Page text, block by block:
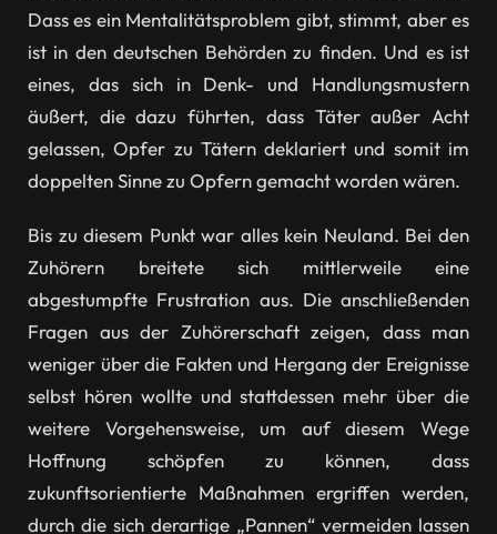
Dass es ein Mentalitätsproblem gibt, stimmt, aber es
ist in den deutschen Behörden zu finden. Und es ist
eines, das sich in Denk- und Handlungsmustern
äußert, die dazu führten, dass Täter außer Acht
gelassen, Opfer zu Tätern deklariert und somit im
doppelten Sinne zu Opfern gemacht worden wären.
Bis zu diesem Punkt war alles kein Neuland. Bei den
Zuhörern breitete sich mittlerweile eine
abgestumpfte Frustration aus. Die anschließenden
Fragen aus der Zuhörerschaft zeigen, dass man
weniger über die Fakten und Hergang der Ereignisse
selbst hören wollte und stattdessen mehr über die
weitere Vorgehensweise, um auf diesem Wege
Hoffnung schöpfen zu können, dass
zukunftsorientierte Maßnahmen ergriffen werden,
durch die sich derartige „Pannen“ vermeiden lassen